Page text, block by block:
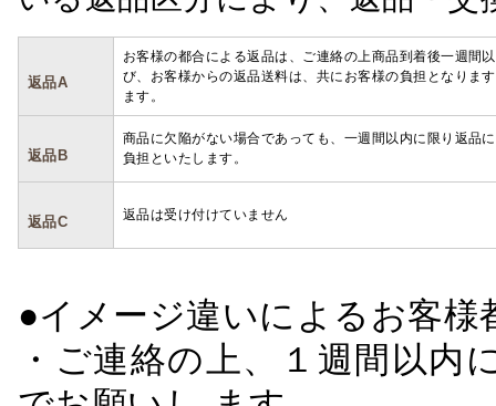
返品A
お客様の都合による返品は、ご連絡の上商品到着後一週間
び、お客様からの返品送料は、共にお客様の負担となりま
ます。
返品B
商品に欠陥がない場合であっても、一週間以内に限り返品
負担といたします。
返品C 返品は受け付けていません
●イメージ違いによるお客
・ご連絡の上、１週間以